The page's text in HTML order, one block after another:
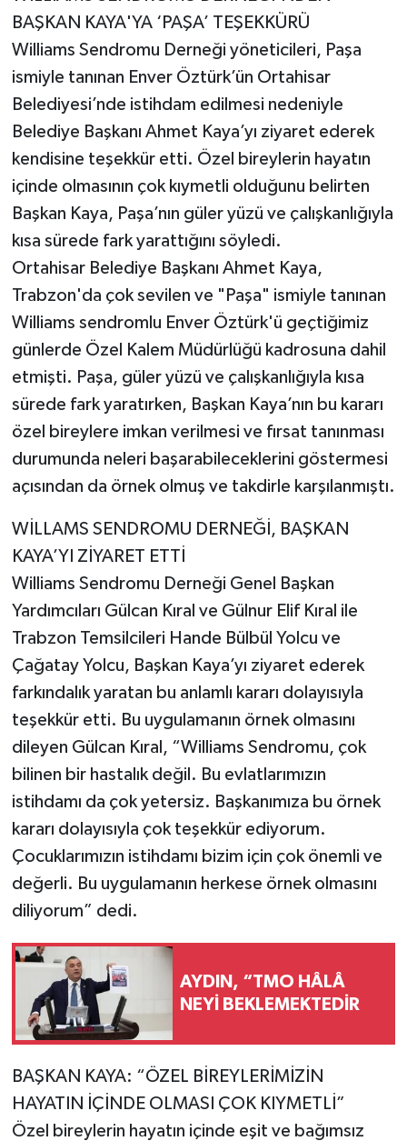
BAŞKAN KAYA'YA ‘PAŞA’ TEŞEKKÜRÜ
Williams Sendromu Derneği yöneticileri, Paşa
ismiyle tanınan Enver Öztürk’ün Ortahisar
Belediyesi’nde istihdam edilmesi nedeniyle
Belediye Başkanı Ahmet Kaya’yı ziyaret ederek
kendisine teşekkür etti. Özel bireylerin hayatın
içinde olmasının çok kıymetli olduğunu belirten
Başkan Kaya, Paşa’nın güler yüzü ve çalışkanlığıyla
kısa sürede fark yarattığını söyledi.
Ortahisar Belediye Başkanı Ahmet Kaya,
Trabzon'da çok sevilen ve "Paşa" ismiyle tanınan
Williams sendromlu Enver Öztürk'ü geçtiğimiz
günlerde Özel Kalem Müdürlüğü kadrosuna dahil
etmişti. Paşa, güler yüzü ve çalışkanlığıyla kısa
sürede fark yaratırken, Başkan Kaya’nın bu kararı
özel bireylere imkan verilmesi ve fırsat tanınması
durumunda neleri başarabileceklerini göstermesi
açısından da örnek olmuş ve takdirle karşılanmıştı.
WİLLAMS SENDROMU DERNEĞİ, BAŞKAN
KAYA’YI ZİYARET ETTİ
Williams Sendromu Derneği Genel Başkan
Yardımcıları Gülcan Kıral ve Gülnur Elif Kıral ile
Trabzon Temsilcileri Hande Bülbül Yolcu ve
Çağatay Yolcu, Başkan Kaya’yı ziyaret ederek
farkındalık yaratan bu anlamlı kararı dolayısıyla
teşekkür etti. Bu uygulamanın örnek olmasını
dileyen Gülcan Kıral, “Williams Sendromu, çok
bilinen bir hastalık değil. Bu evlatlarımızın
istihdamı da çok yetersiz. Başkanımıza bu örnek
kararı dolayısıyla çok teşekkür ediyorum.
Çocuklarımızın istihdamı bizim için çok önemli ve
değerli. Bu uygulamanın herkese örnek olmasını
diliyorum” dedi.
AYDIN, “TMO HÂLÂ
NEYİ BEKLEMEKTEDİR
BAŞKAN KAYA: “ÖZEL BİREYLERİMİZİN
HAYATIN İÇİNDE OLMASI ÇOK KIYMETLİ”
Özel bireylerin hayatın içinde eşit ve bağımsız